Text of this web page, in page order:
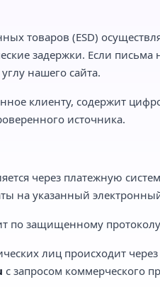
товаров (ESD)
задержки. Если письма
нашего сайта.
клиенту, содержит
источника.
через платежную
на указанный
по защищенному протоколу
лиц происходит
с запросом коммерческого